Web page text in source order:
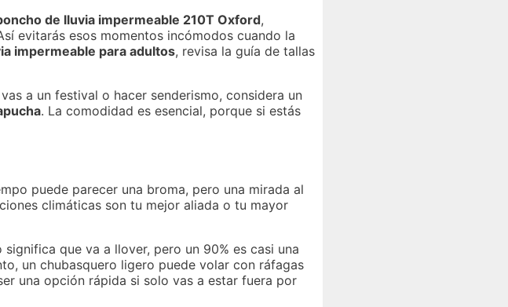
de lluvia impermeable 210T Oxford,
evitarás esos momentos incómodos cuando la
impermeable para adultos, revisa la guía de tallas
a un festival o hacer senderismo, considera un
. La comodidad es esencial, porque si estás
puede parecer una broma, pero una mirada al
climáticas son tu mejor aliada o tu mayor
que va a llover, pero un 90% es casi una
un chubasquero ligero puede volar con ráfagas
una opción rápida si solo vas a estar fuera por